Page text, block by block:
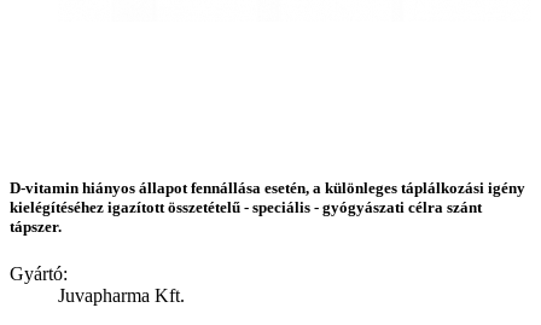
D-vitamin hiányos állapot fennállása esetén, a különleges táplálkozási igény
kielégítéséhez igazított összetételű - speciális - gyógyászati célra szánt
tápszer.
Gyártó:
Juvapharma Kft.